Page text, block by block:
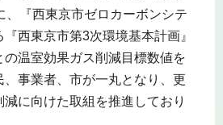
、『西東京市ゼロカーボンシテ
西東京市第3次環境基本計画』
の温室効果ガス削減目標数値を
事業者、市が一丸となり、更
に向けた取組を推進しており